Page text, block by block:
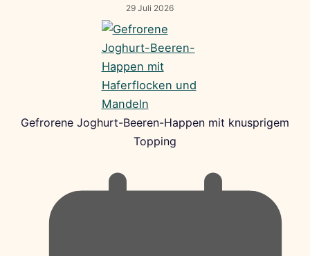
29 Juli 2026
Gefrorene Joghurt-Beeren-Happen mit knusprigem
Topping